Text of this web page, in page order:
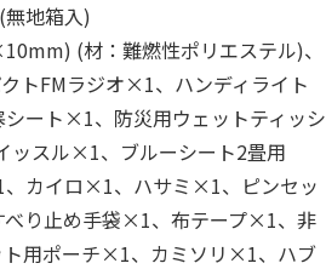
地箱入)
(材：難燃性ポリエステル)、
トFMラジオ×1、ハンディライト
ート×1、防災用ウェットティッシ
スル×1、ブルーシート2畳用
カイロ×1、ハサミ×1、ピンセッ
り止め手袋×1、布テープ×1、非
用ポーチ×1、カミソリ×1、ハブ